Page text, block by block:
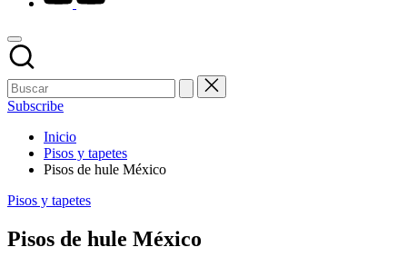
Subscribe
Inicio
Pisos y tapetes
Pisos de hule México
Publicado
Pisos y tapetes
Pisos de hule México